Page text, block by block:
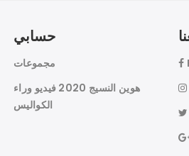
حسابي
مجموعات
هوين النسيج 2020 فيديو وراء
الكواليس